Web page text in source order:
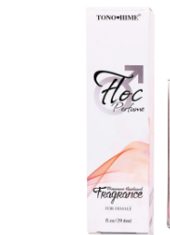
sử dụng hương liệu
dục cả ngày.